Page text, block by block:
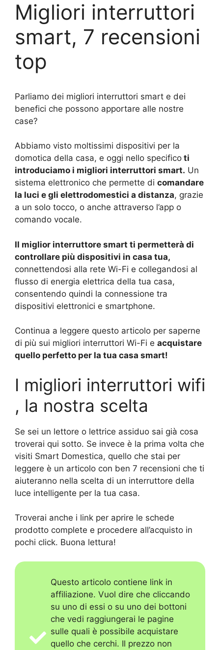
Migliori interruttori
smart, 7 recensioni
top
Parliamo dei migliori interruttori smart e dei
benefici che possono apportare alle nostre
case?
Abbiamo visto moltissimi dispositivi per la
domotica della casa, e oggi nello specifico ti
introduciamo i migliori interruttori smart. Un
sistema elettronico che permette di comandare
la luci e gli elettrodomestici a distanza, grazie
a un solo tocco, o anche attraverso l’app o
comando vocale.
Il miglior interruttore smart ti permetterà di
controllare più dispositivi in casa tua,
connettendosi alla rete Wi-Fi e collegandosi al
flusso di energia elettrica della tua casa,
consentendo quindi la connessione tra
dispositivi elettronici e smartphone.
Continua a leggere questo articolo per saperne
di più sui migliori interruttori Wi-Fi e acquistare
quello perfetto per la tua casa smart!
I migliori interruttori wifi
, la nostra scelta
Se sei un lettore o lettrice assiduo sai già cosa
troverai qui sotto. Se invece è la prima volta che
visiti Smart Domestica, quello che stai per
leggere è un articolo con ben 7 recensioni che ti
aiuteranno nella scelta di un interruttore della
luce intelligente per la tua casa.
Troverai anche i link per aprire le schede
prodotto complete e procedere all’acquisto in
pochi click. Buona lettura!
Questo articolo contiene link in
affiliazione. Vuol dire che cliccando
su uno di essi o su uno dei bottoni
che vedi raggiungerai le pagine
sulle quali è possibile acquistare
quello che cerchi. Il prezzo non